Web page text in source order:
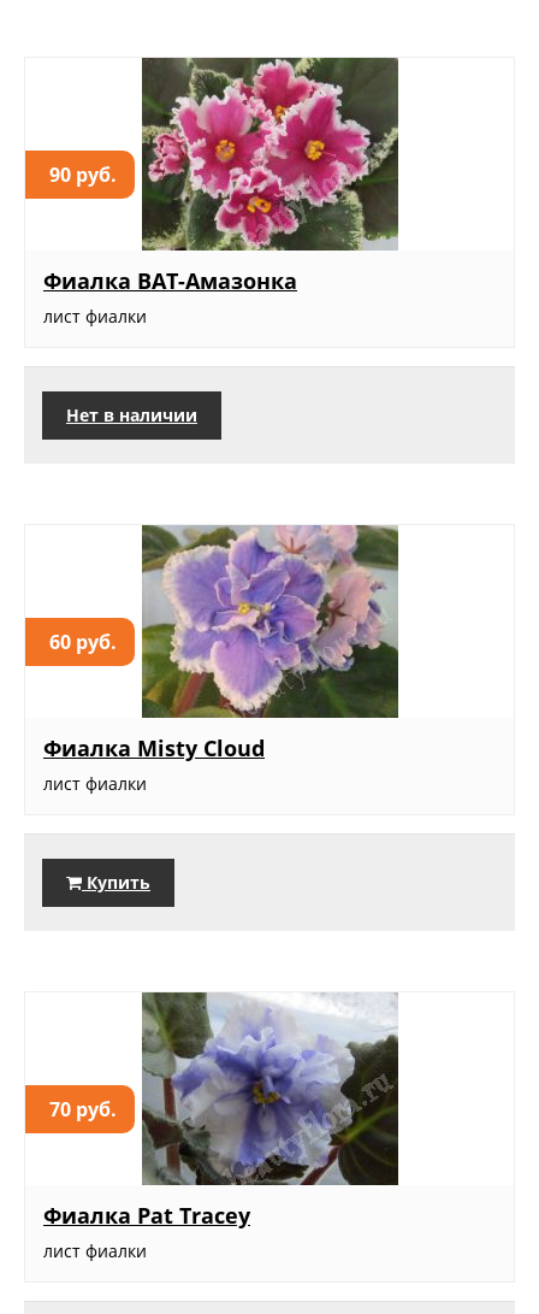
90 руб.
Фиалка ВАТ-Амазонка
лист фиалки
Нет в наличии
60 руб.
Фиалка Misty Cloud
лист фиалки
Купить
70 руб.
Фиалка Pat Tracey
лист фиалки